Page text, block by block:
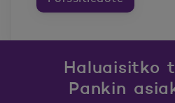
Haluaisitko
Pankin